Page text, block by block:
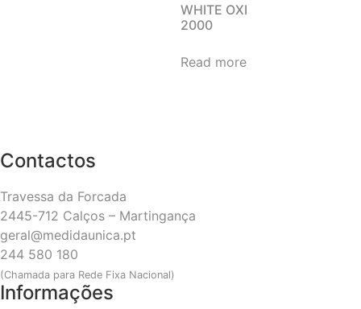
WHITE OXI
2000
Read more
Contactos
Travessa da Forcada
2445-712 Calços – Martingança
geral@medidaunica.pt
244 580 180
(Chamada para Rede Fixa Nacional)
Informações